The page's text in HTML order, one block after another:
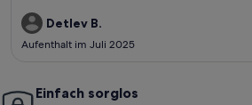
wieder!Detlev und Eike
Detlev B.
Aufenthalt im Juli 2025
Einfach sorglos